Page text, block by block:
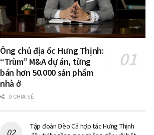
Ông chủ địa ốc Hưng Thịnh:
“Trùm” M&A dự án, từng
bán hơn 50.000 sản phẩm
nhà ở
0 CHIA SẺ
Tập đoàn Đèo Cả hợp tác Hưng Thịnh